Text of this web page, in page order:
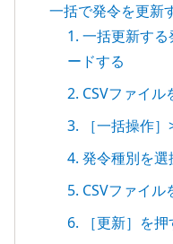
一括で発令を更新
1. 一括更新す
ードする
2. CSVファイル
3. ［一括操作］
4. 発令種別を選
5. CSVファイ
6. ［更新］を押